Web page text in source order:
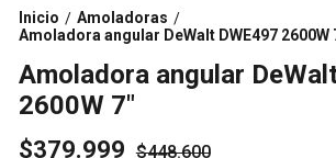
Inicio / Amoladoras /
Amoladora angular DeWalt DWE497 2600W
Amoladora angular
2600W 7"
$379.999 $448.600